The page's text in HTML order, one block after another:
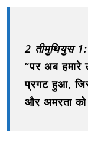
2 तीमुथियुस
“पर अब हमारे
प्रगट हुआ,
और अमरता को